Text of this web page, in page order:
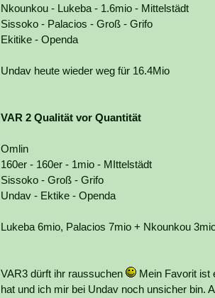
Nkounkou - Lukeba - 1.6mio - Mittelstädt
Sissoko - Palacios - Groß - Grifo
Ekitike - Openda
Undav heute wieder weg für 16.4Mio
VAR 2 Qualität vor Quantität
Omlin
160er - 160er - 1mio - MIttelstädt
Sissoko - Groß - Grifo
Undav - Ektike - Openda
Lukeba 6mio, Palacios 7mio + Nkounkou
VAR3 dürft ihr raussuchen
Mein Favorit ist
hat und ich mir bei Undav noch unsicher bin.